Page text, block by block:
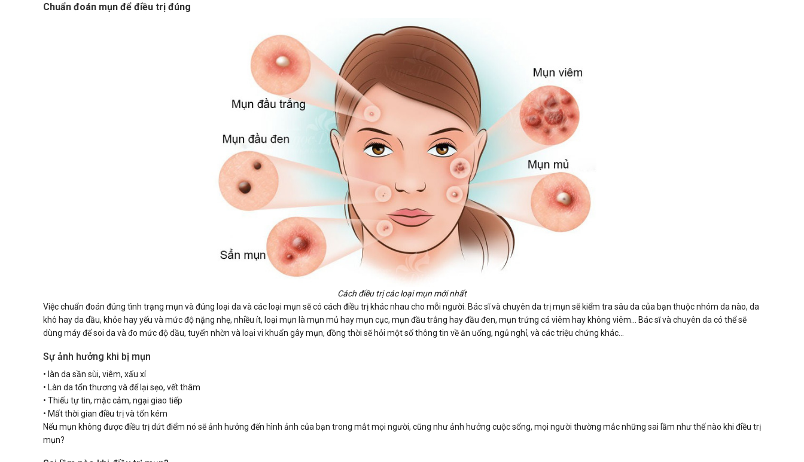
Chuẩn đoán mụn để điều trị đúng
Cách điều trị các loại mụn mới nhất
Việc chuẩn đoán đúng tình trạng mụn và đúng loại da và các loại mụn sẽ có cách điều trị khác nhau cho mỗi người. Bác sĩ và chuyên da trị mụn sẽ kiểm tra sâu da của bạn thuộc nhóm da nào, da
khô hay da dầu, khỏe hay yếu và mức độ nặng nhẹ, nhiều ít, loại mụn là mụn mủ hay mụn cục, mụn đầu trắng hay đầu đen, mụn trứng cá viêm hay không viêm... Bác sĩ và chuyên da có thể sẽ
dùng máy để soi da và đo mức độ dầu, tuyến nhờn và loại vi khuẩn gây mụn, đồng thời sẽ hỏi một số thông tin về ăn uống, ngủ nghỉ, và các triệu chứng khác...
Sự ảnh hưởng khi bị mụn
• làn da sần sùi, viêm, xấu xí
• Làn da tổn thương và để lại sẹo, vết thâm
• Thiếu tự tin, mặc cảm, ngại giao tiếp
• Mất thời gian điều trị và tốn kém
Nếu mụn không được điều trị dứt điểm nó sẽ ảnh hưởng đến hình ảnh của bạn trong mắt mọi người, cũng như ảnh hưởng cuộc sống, mọi người thường mắc những sai lầm như thế nào khi điều trị
mụn?